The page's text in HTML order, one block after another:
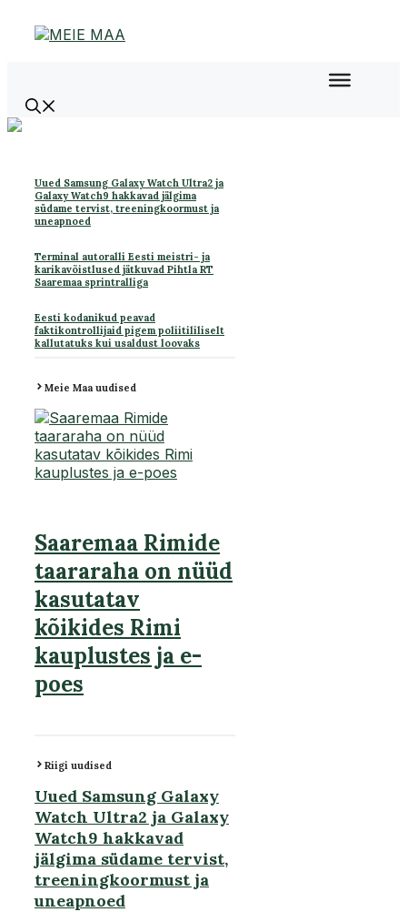
Uued Samsung Galaxy Watch Ultra2 ja
Galaxy Watch9 hakkavad jälgima
südame tervist, treeningkoormust ja
uneapnoed
Terminal autoralli Eesti meistri- ja
karikavõistlused jätkuvad Pihtla RT
Saaremaa sprintralliga
Eesti kodanikud peavad
faktikontrollijaid pigem poliitililiselt
kallutatuks kui usaldust loovaks
Meie Maa uudised
Saaremaa Rimide
taararaha on nüüd
kasutatav
kõikides Rimi
kauplustes ja e-
poes
Riigi uudised
Uued Samsung Galaxy
Watch Ultra2 ja Galaxy
Watch9 hakkavad
jälgima südame tervist,
treeningkoormust ja
uneapnoed